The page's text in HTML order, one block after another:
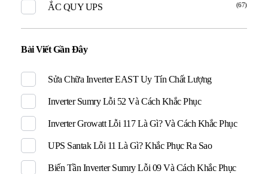
ẮC QUY UPS (67)
Bài Viết Gần Đây
Sửa Chữa Inverter EAST Uy Tín Chất Lượng
Inverter Sumry Lỗi 52 Và Cách Khắc Phục
Inverter Growatt Lỗi 117 Là Gì? Và Cách Khắc Phục
UPS Santak Lỗi 11 Là Gì? Khắc Phục Ra Sao
Biến Tần Inverter Sumry Lỗi 09 Và Cách Khắc Phục